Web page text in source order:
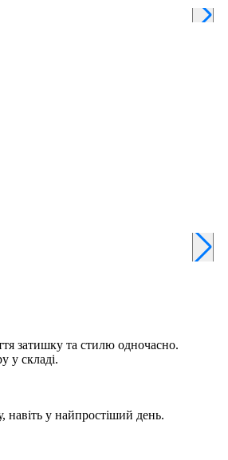
затишку та стилю одночасно.
у складі.
у найпростіший день.